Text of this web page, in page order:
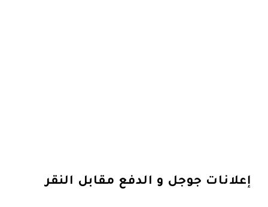
إعلانات جوجل و الدفع مقابل النقر